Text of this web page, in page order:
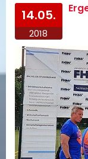
14.05.
2018